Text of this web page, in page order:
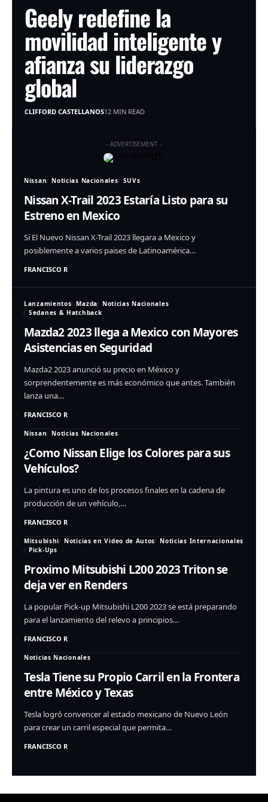
Geely redefine la
movilidad inteligente y
afianza su liderazgo
global
CLIFFORD CASTELLANOS12 MIN READ
- ADVERTISEMENT -
Nissan Noticias Nacionales SUVs
Nissan X-Trail 2023 Estaría Listo para su
Estreno en Mexico
Si El Nuevo Nissan X-Trail 2023 llegara a Mexico y
posiblemente a varios paises de Latinoamérica…
FRANCISCO R
Lanzamientos Mazda
Noticias Nacionales
Sedanes & Hatchback
Mazda2 2023 llega a Mexico con Mayores
Asistencias en Seguridad
Mazda2 2023 anunció su precio en México y
sorprendentemente es más económico que antes. También
lanza una…
FRANCISCO R
Nissan Noticias Nacionales
¿Como Nissan Elige los Colores para sus
Vehículos?
La pintura es uno de los procesos finales en la cadena de
producción de un vehículo,…
FRANCISCO R
Mitsubishi Noticias en Video de Autos
Noticias Internacionales
Pick-Ups
Proximo Mitsubishi L200 2023 Triton se
deja ver en Renders
La popular Pick-up Mitsubishi L200 2023 se está preparando
para el lanzamiento del relevo a principios…
FRANCISCO R
Noticias Nacionales
Tesla Tiene su Propio Carril en la Frontera
entre México y Texas
Tesla logró convencer al estado mexicano de Nuevo León
para crear un carril especial que permita…
FRANCISCO R